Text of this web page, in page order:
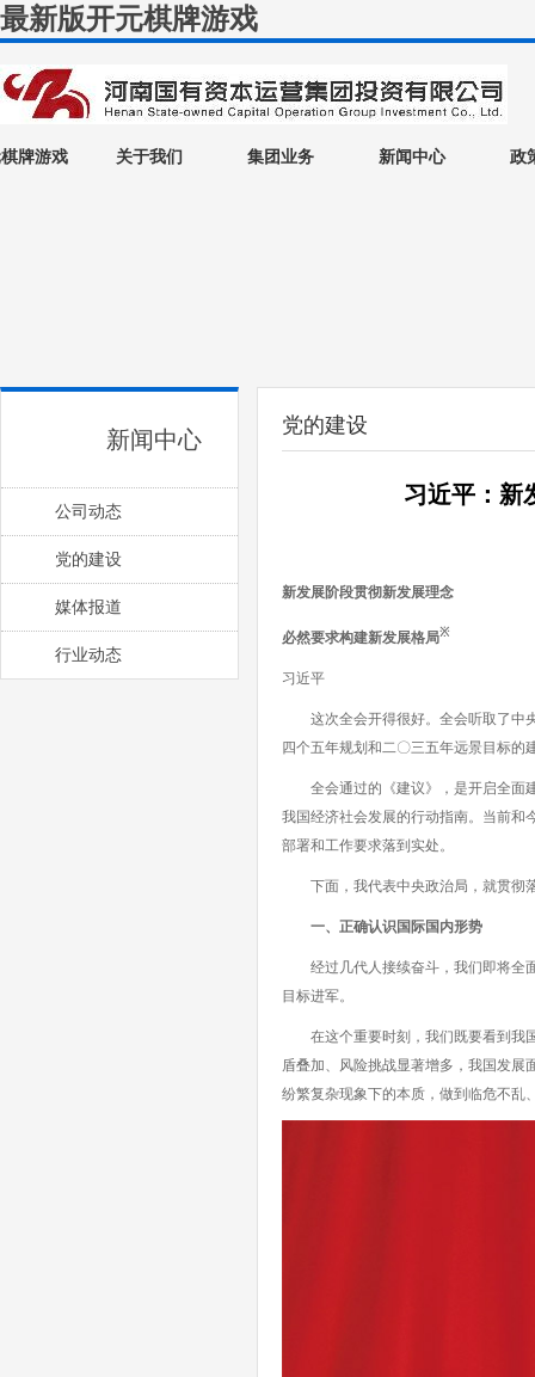
最新版开元棋牌游戏
牌游戏 关于我们 集团业务 新闻中心 政
新闻中心
公司动态
党的建设
媒体报道
行业动态
党的建设
习近平：新
新发展阶段贯彻新发展理念
必然要求构建新发展格局※
习近平
这次全会开得很好。全会听取了中央
四个五年规划和二〇三五年远景目标的
全会通过的《建议》，是开启全面建
我国经济社会发展的行动指南。当前和
部署和工作要求落到实处。
下面，我代表中央政治局，就贯彻
一、正确认识国际国内形势
经过几代人接续奋斗，我们即将全面
目标进军。
在这个重要时刻，我们既要看到我国
盾叠加、风险挑战显著增多，我国发展
纷繁复杂现象下的本质，做到临危不乱